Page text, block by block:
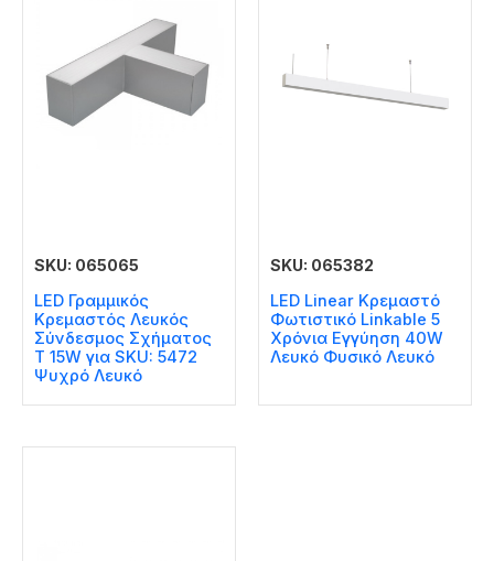
SKU: 065065
LED Γραμμικός
Κρεμαστός Λευκός
Σύνδεσμος Σχήματος
Τ 15W για SKU: 5472
Ψυχρό Λευκό
SKU: 065382
LED Linear Κρεμαστό
Φωτιστικό Linkable 5
Χρόνια Εγγύηση 40W
Λευκό Φυσικό Λευκό